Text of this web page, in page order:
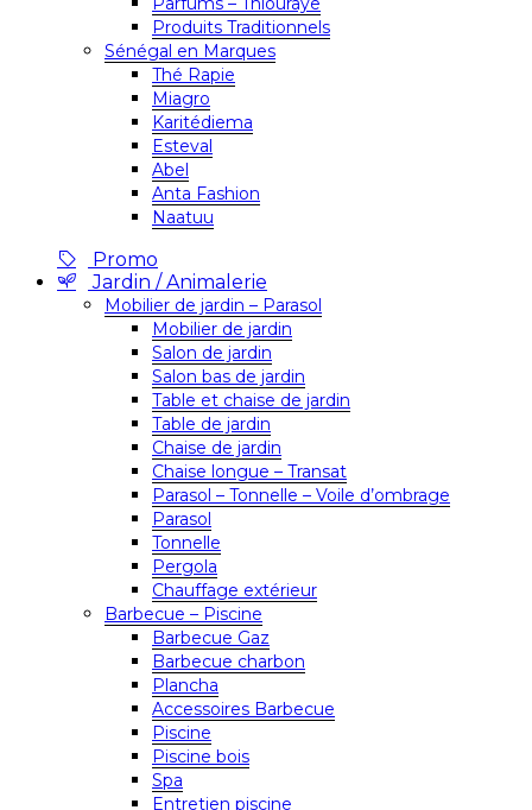
Produits Traditionnels
Sénégal en Marques
Thé Rapie
Miagro
Karitédiema
Esteval
Abel
Anta Fashion
Naatuu
Promo
Jardin / Animalerie
Mobilier de jardin – Parasol
Mobilier de jardin
Salon de jardin
Salon bas de jardin
Table et chaise de jardin
Table de jardin
Chaise de jardin
Chaise longue – Transat
Parasol – Tonnelle – Voile d’ombrage
Parasol
Tonnelle
Pergola
Chauffage extérieur
Barbecue – Piscine
Barbecue Gaz
Barbecue charbon
Plancha
Accessoires Barbecue
Piscine
Piscine bois
Spa
Entretien piscine